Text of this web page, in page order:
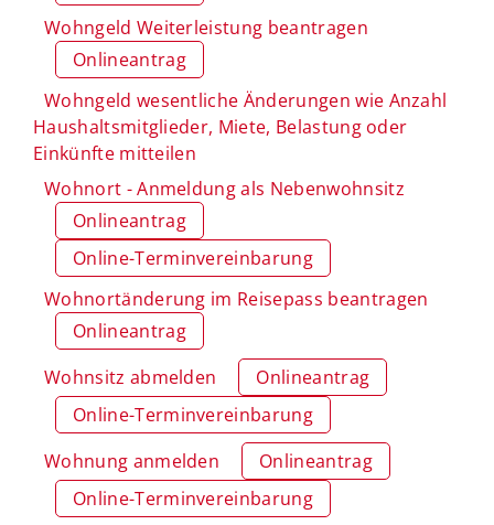
Wohngeld Weiterleistung beantragen
Onlineantrag
Wohngeld wesentliche Änderungen wie Anzahl
Haushaltsmitglieder, Miete, Belastung oder
Einkünfte mitteilen
Wohnort - Anmeldung als Nebenwohnsitz
Onlineantrag
Online-Terminvereinbarung
Wohnortänderung im Reisepass beantragen
Onlineantrag
Wohnsitz abmelden
Onlineantrag
Online-Terminvereinbarung
Wohnung anmelden
Onlineantrag
Online-Terminvereinbarung